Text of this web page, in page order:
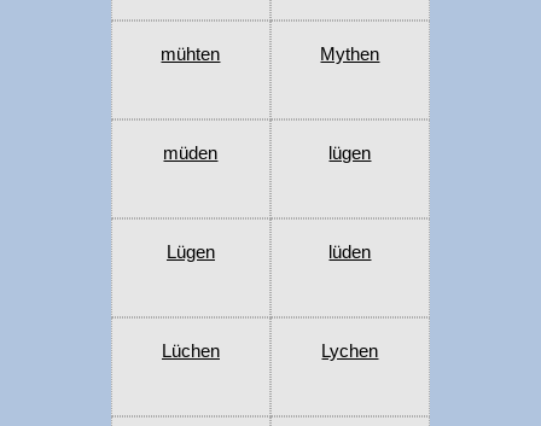
mühten Mythen
müden lügen
Lügen lüden
Lüchen Lychen